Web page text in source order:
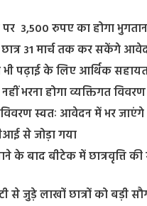
3,500 रुपए का होगा भुगतान
31 मार्च तक कर सकेंगे
भी पढ़ाई के लिए आर्थिक
भरना होगा व्यक्तिगत विवरण
विवरण स्वतः आवेदन में भर जाएंगे
से जोड़ा गया
के बाद बीटेक में छात्रवृत्ति
से जुड़े लाखोंछात्रों को बड़ी